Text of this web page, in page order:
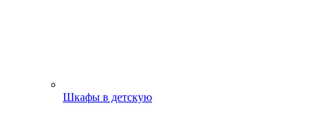
Шкафы в детскую